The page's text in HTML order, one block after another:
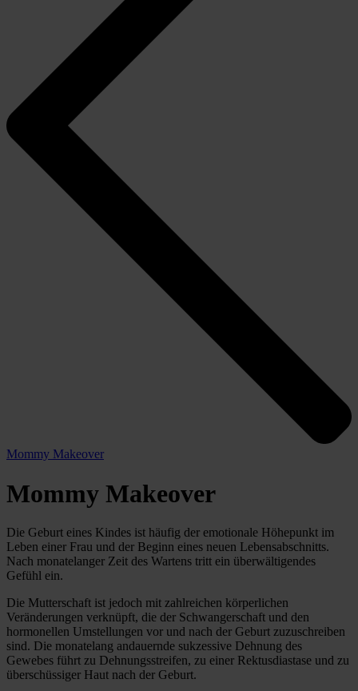
Mommy Makeover
Mommy Makeover
Die Geburt eines Kindes ist häufig der emotionale Höhepunkt im
Leben einer Frau und der Beginn eines neuen Lebensabschnitts.
Nach monatelanger Zeit des Wartens tritt ein überwältigendes
Gefühl ein.
Die Mutterschaft ist jedoch mit zahlreichen körperlichen
Veränderungen verknüpft, die der Schwangerschaft und den
hormonellen Umstellungen vor und nach der Geburt zuzuschreiben
sind. Die monatelang andauernde sukzessive Dehnung des
Gewebes führt zu Dehnungsstreifen, zu einer Rektusdiastase und zu
überschüssiger Haut nach der Geburt.